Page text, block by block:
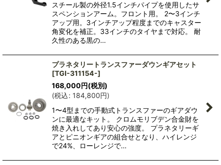
スチール製の外径1.5インチパイプを使用したサ
スペンションアーム。フロント用。 2〜3インチ
アップ用。3インチアップ程度までのキャスター
角変化を補正。33インチのタイヤまで対応。 耐
久性のある黒の…
プラネタリートランスファーダウンギアセット
[TGI-311154-]
168,000円(税別)
(税込: 184,800円)
1〜4型までの手動式トランスファーのギアダウ
ンに最適なキット。 クロムモリブデン合金財を
焼き入れしてあり安心の強度。 プラネタリーギ
アとピニオンギアの組合せとなり、ハイレンジ
で24%、ローレンジで…